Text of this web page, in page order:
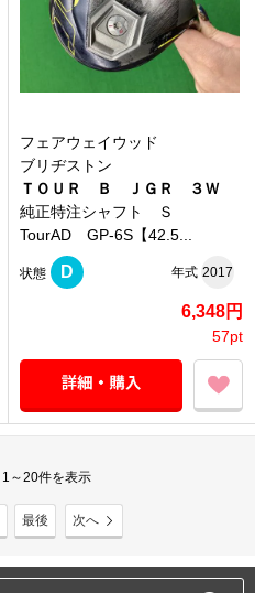
フェアウェイウッド
ブリヂストン
ＴＯＵＲ Ｂ ＪＧＲ ３Ｗ
純正特注シャフト Ｓ
TourAD GP-6S【42.5...
状態 D 年式 2017
6,348円
57pt
1～20件を表示
最後 次へ